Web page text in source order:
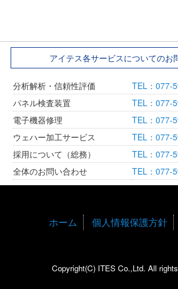
アイテス各サービスについてのお
分析解析・信頼性評価
TEL：077-
パネル検査装置
TEL：077-
電子機器修理
TEL：077-
ウェハー加工サービス
TEL：077-
採用について（総務）
TEL：077-
全体のお問い合わせ
TEL：077-
ホーム 個人情報保護方針
Copyright(C) ITES Co.,Ltd. All